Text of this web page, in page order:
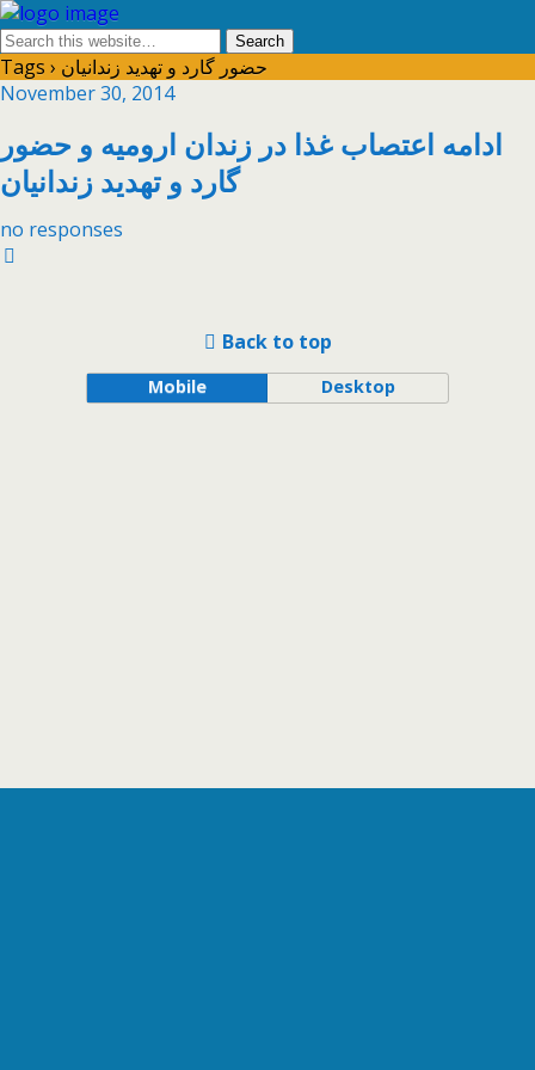
Tags › حضور گارد و تهدید زندانیان
November 30, 2014
ادامه اعتصاب غذا در زندان ارومیه و حضور
گارد و تهدید زندانیان
no responses
Back to top
Mobile Desktop